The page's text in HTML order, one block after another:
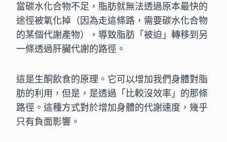
當碳水化合物不足，脂肪就無法透過原本最快的
途徑被氧化掉（因為走這條路，需要碳水化合物
的某個代謝產物），導致脂肪「被迫」轉移到另
一條透過肝臟代謝的路徑。
這是生酮飲食的原理。它可以增加我們身體對脂
肪的利用， 但是，是透過「比較沒效率」的那條
路徑。這種方式對於增加身體的代謝速度，幾乎
只有負面影響。